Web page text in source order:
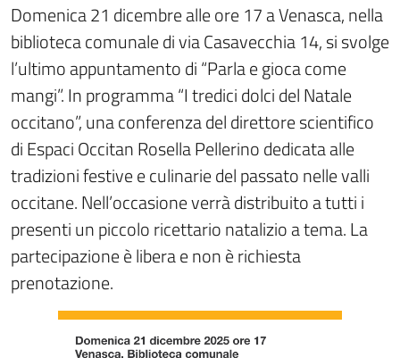
Domenica 21 dicembre alle ore 17 a Venasca, nella
biblioteca comunale di via Casavecchia 14, si svolge
l’ultimo appuntamento di “Parla e gioca come
mangi”. In programma “I tredici dolci del Natale
occitano”, una conferenza del direttore scientifico
di Espaci Occitan Rosella Pellerino dedicata alle
tradizioni festive e culinarie del passato nelle valli
occitane. Nell’occasione verrà distribuito a tutti i
presenti un piccolo ricettario natalizio a tema. La
partecipazione è libera e non è richiesta
prenotazione.